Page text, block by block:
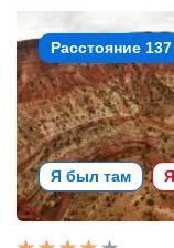
Расстояние
Я был там